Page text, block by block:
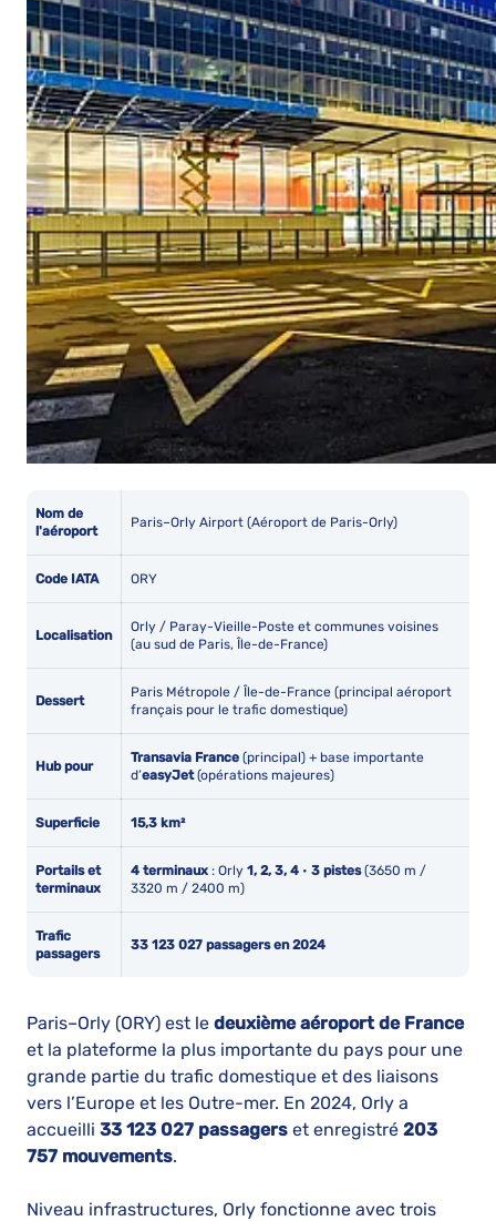
Nom de
l'aéroport
Paris–Orly Airport (Aéroport de Paris-Orly)
Code IATA ORY
Localisation
Orly / Paray-Vieille-Poste et communes voisines
(au sud de Paris, Île-de-France)
Dessert
Paris Métropole / Île-de-France (principal aéroport
français pour le trafic domestique)
Hub pour
Transavia France (principal) + base importante
d’easyJet(opérations majeures)
Superficie 15,3 km²
Portails et
terminaux
4 terminaux : Orly 1, 2, 3, 4 • 3 pistes(3650 m /
3320 m / 2400 m)
Trafic
passagers
33 123 027 passagers en 2024
Paris–Orly (ORY) est le deuxième aéroport de France
et la plateforme la plus importante du pays pour une
grande partie du trafic domestique et des liaisons
vers l’Europe et les Outre-mer. En 2024, Orly a
accueilli 33 123 027 passagers et enregistré 203
757 mouvements.
Niveau infrastructures, Orly fonctionne avec trois